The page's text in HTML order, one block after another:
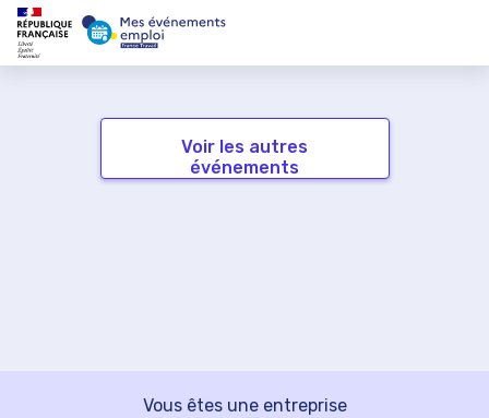
Voir les autres
événements
Vous êtes une entreprise